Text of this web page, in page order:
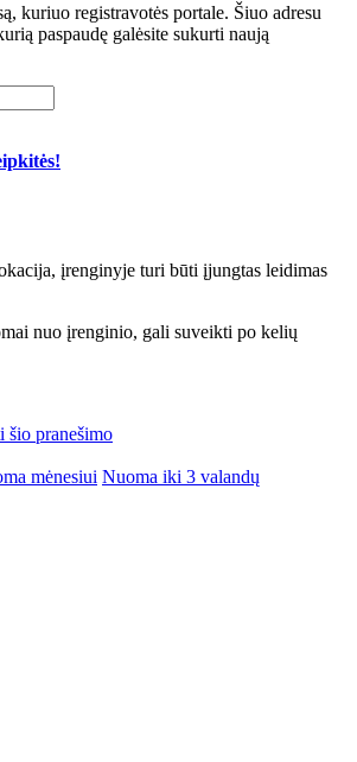
kuriuo registravotės portale. Šiuo adresu
paspaudę galėsite sukurti naują
įrenginyje turi būti įjungtas leidimas
nuo įrenginio, gali suveikti po kelių
šio pranešimo
mėnesiui Nuoma iki 3 valandų